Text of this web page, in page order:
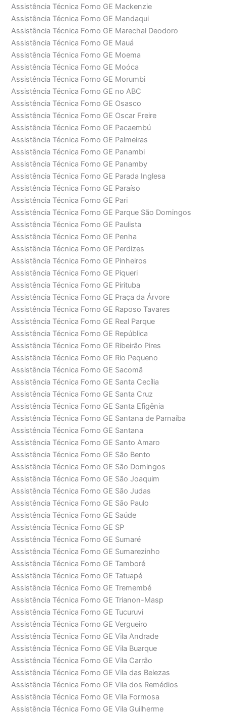
Assistência Técnica Forno GE Mackenzie
Assistência Técnica Forno GE Mandaqui
Assistência Técnica Forno GE Marechal Deodoro
Assistência Técnica Forno GE Mauá
Assistência Técnica Forno GE Moema
Assistência Técnica Forno GE Moóca
Assistência Técnica Forno GE Morumbi
Assistência Técnica Forno GE no ABC
Assistência Técnica Forno GE Osasco
Assistência Técnica Forno GE Oscar Freire
Assistência Técnica Forno GE Pacaembú
Assistência Técnica Forno GE Palmeiras
Assistência Técnica Forno GE Panambi
Assistência Técnica Forno GE Panamby
Assistência Técnica Forno GE Parada Inglesa
Assistência Técnica Forno GE Paraíso
Assistência Técnica Forno GE Pari
Assistência Técnica Forno GE Parque São Domingos
Assistência Técnica Forno GE Paulista
Assistência Técnica Forno GE Penha
Assistência Técnica Forno GE Perdizes
Assistência Técnica Forno GE Pinheiros
Assistência Técnica Forno GE Piqueri
Assistência Técnica Forno GE Pirituba
Assistência Técnica Forno GE Praça da Árvore
Assistência Técnica Forno GE Raposo Tavares
Assistência Técnica Forno GE Real Parque
Assistência Técnica Forno GE República
Assistência Técnica Forno GE Ribeirão Pires
Assistência Técnica Forno GE Rio Pequeno
Assistência Técnica Forno GE Sacomã
Assistência Técnica Forno GE Santa Cecília
Assistência Técnica Forno GE Santa Cruz
Assistência Técnica Forno GE Santa Efigênia
Assistência Técnica Forno GE Santana de Parnaíba
Assistência Técnica Forno GE Santana
Assistência Técnica Forno GE Santo Amaro
Assistência Técnica Forno GE São Bento
Assistência Técnica Forno GE São Domingos
Assistência Técnica Forno GE São Joaquim
Assistência Técnica Forno GE São Judas
Assistência Técnica Forno GE São Paulo
Assistência Técnica Forno GE Saúde
Assistência Técnica Forno GE SP
Assistência Técnica Forno GE Sumaré
Assistência Técnica Forno GE Sumarezinho
Assistência Técnica Forno GE Tamboré
Assistência Técnica Forno GE Tatuapé
Assistência Técnica Forno GE Tremembé
Assistência Técnica Forno GE Trianon-Masp
Assistência Técnica Forno GE Tucuruvi
Assistência Técnica Forno GE Vergueiro
Assistência Técnica Forno GE Vila Andrade
Assistência Técnica Forno GE Vila Buarque
Assistência Técnica Forno GE Vila Carrão
Assistência Técnica Forno GE Vila das Belezas
Assistência Técnica Forno GE Vila dos Remédios
Assistência Técnica Forno GE Vila Formosa
Assistência Técnica Forno GE Vila Guilherme